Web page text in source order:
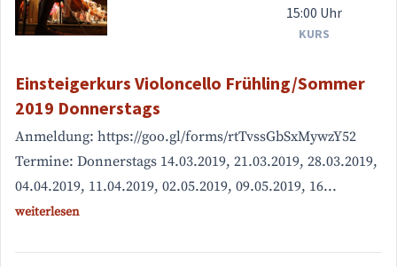
15:00 Uhr
KURS
Einsteigerkurs Violoncello Frühling/Sommer
2019 Donnerstags
Anmeldung: https://goo.gl/forms/rtTvssGbSxMywzY52
Termine: Donnerstags 14.03.2019, 21.03.2019, 28.03.2019,
04.04.2019, 11.04.2019, 02.05.2019, 09.05.2019, 16...
weiterlesen